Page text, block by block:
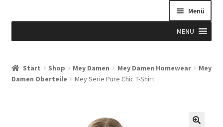
Menü
MENU
Allgemeine Geschäftsbedingungen
Start Shop Mey Damen Mey Damen Homewear
Mey
Damen Oberteile
Mey Serie Pure Chic T-Shirt